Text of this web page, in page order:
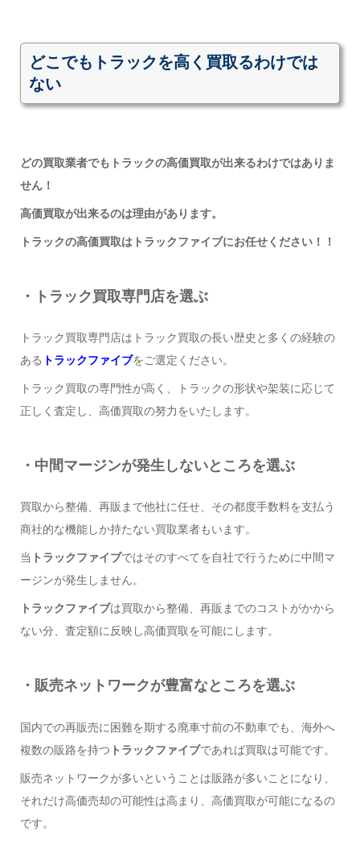
どこでもトラックを高く買取るわけでは
ない
どの買取業者でもトラックの高価買取が出来るわけではありま
せん！
高価買取が出来るのは理由があります。
トラックの高価買取はトラックファイブにお任せください！！
・トラック買取専門店を選ぶ
トラック買取専門店はトラック買取の長い歴史と多くの経験の
ある トラックファイブをご選定ください。
トラック買取の専門性が高く、トラックの形状や架装に応じて
正しく査定し、高価買取の努力をいたします。
・中間マージンが発生しないところを選ぶ
買取から整備、再販まで他社に任せ、その都度手数料を支払う
商社的な機能しか持たない買取業者もいます。
当 トラックファイブではそのすべてを自社で行うために中間マ
ージンが発生しません。
トラックファイブは買取から整備、再販までのコストがかから
ない分、査定額に反映し高価買取を可能にします。
・販売ネットワークが豊富なところを選ぶ
国内での再販売に困難を期する廃車寸前の不動車でも、海外へ
複数の販路を持つ トラックファイブであれば買取は可能です。
販売ネットワークが多いということは販路が多いことになり、
それだけ高価売却の可能性は高まり、高価買取が可能になるの
です。